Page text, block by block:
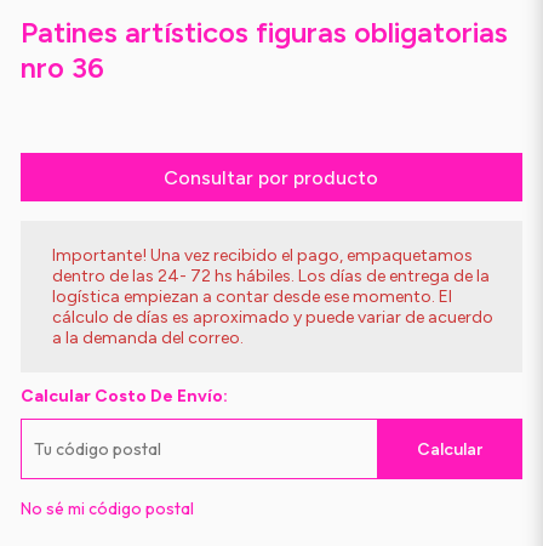
Patines artísticos figuras obligatorias
nro 36
Consultar por producto
Importante! Una vez recibido el pago, empaquetamos
dentro de las 24- 72 hs hábiles. Los días de entrega de la
logística empiezan a contar desde ese momento. El
cálculo de días es aproximado y puede variar de acuerdo
a la demanda del correo.
Calcular Costo De Envío:
Calcular
No sé mi código postal